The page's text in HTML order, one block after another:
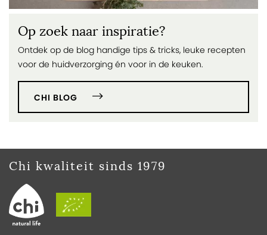
Op zoek naar inspiratie?
Ontdek op de blog handige tips & tricks, leuke recepten
voor de huidverzorging én voor in de keuken.
CHI BLOG
Chi kwaliteit sinds 1979